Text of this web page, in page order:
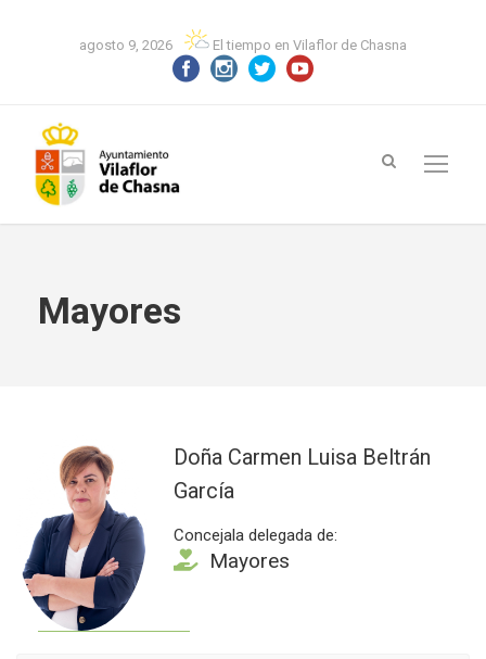
agosto 9, 2026 El tiempo en Vilaflor de Chasna
Mayores
Doña Carmen Luisa Beltrán
García
Concejala delegada de:
Mayores